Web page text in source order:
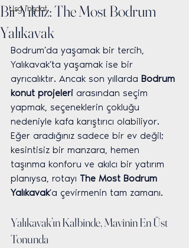
Usg inşaat
Bir Yıldız: The Most Bodrum
Yalıkavak
Bodrum’da yaşamak bir tercih,
Yalıkavak’ta yaşamak ise bir
ayrıcalıktır. Ancak son yıllarda Bodrum
konut projeleri arasından seçim
yapmak, seçeneklerin çokluğu
nedeniyle kafa karıştırıcı olabiliyor.
Eğer aradığınız sadece bir ev değil;
kesintisiz bir manzara, hemen
taşınma konforu ve akılcı bir yatırım
planıysa, rotayı The Most Bodrum
Yalıkavak’a çevirmenin tam zamanı.
Yalıkavak’ın Kalbinde, Mavinin En Üst
Tonunda